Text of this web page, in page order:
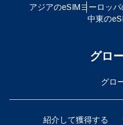
アジアのeSIMヨーロッ
中東の
グロ
グロ
紹介して獲得する